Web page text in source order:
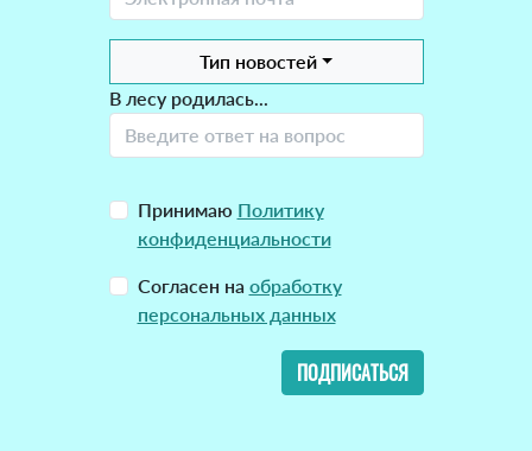
Тип новостей
В лесу родилась...
Принимаю Политику
конфиденциальности
Согласен на обработку
персональных данных
ПОДПИСАТЬСЯ